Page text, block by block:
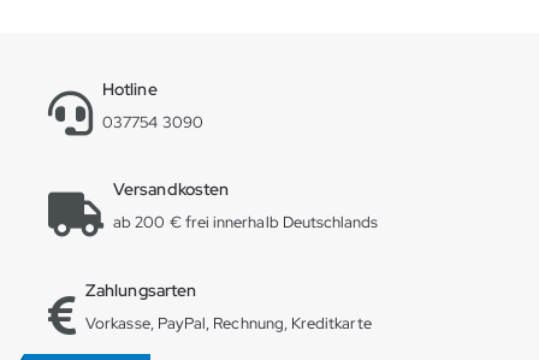
Hotline
037754 3090
Versandkosten
ab 200 € frei innerhalb Deutschlands
Zahlungsarten
Vorkasse, PayPal, Rechnung, Kreditkarte